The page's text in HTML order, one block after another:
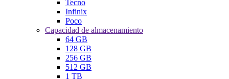
Tecno
Infinix
Poco
Capacidad de almacenamiento
64 GB
128 GB
256 GB
512 GB
1 TB